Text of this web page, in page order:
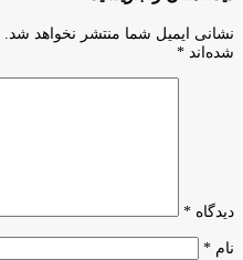
افتتاح
شد
کارهای
نوپا
در
دستور
نشانی ایمیل شما منتشر نخواهد شد.
شده‌اند *
دیدگاه *
نام *